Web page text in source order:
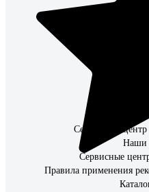
Сервисный
Наши
Сервисные
Правила применения